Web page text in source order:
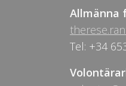
Allmänna
Tel: +34